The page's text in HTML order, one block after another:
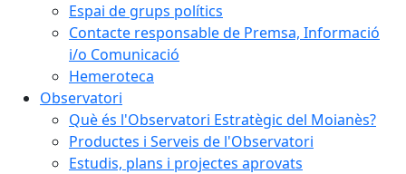
Espai de grups polítics
Contacte responsable de Premsa, Informació
i/o Comunicació
Hemeroteca
Observatori
Què és l'Observatori Estratègic del Moianès?
Productes i Serveis de l'Observatori
Estudis, plans i projectes aprovats